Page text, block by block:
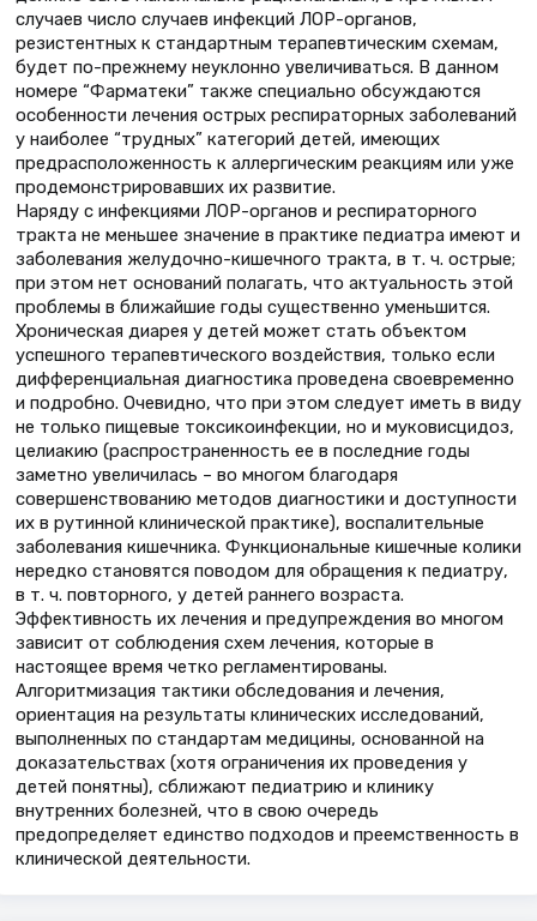
случаев число случаев инфекций ЛОР-органов,
резистентных к стандартным терапевтическим схемам,
будет по-прежнему неуклонно увеличиваться. В данном
номере “Фарматеки” также специально обсуждаются
особенности лечения острых респираторных заболеваний
у наиболее “трудных” категорий детей, имеющих
предрасположенность к аллергическим реакциям или уже
продемонстрировавших их развитие.
Наряду с инфекциями ЛОР-органов и респираторного
тракта не меньшее значение в практике педиатра имеют и
заболевания желудочно-кишечного тракта, в т. ч. острые;
при этом нет оснований полагать, что актуальность этой
проблемы в ближайшие годы существенно уменьшится.
Хроническая диарея у детей может стать объектом
успешного терапевтического воздействия, только если
дифференциальная диагностика проведена своевременно
и подробно. Очевидно, что при этом следует иметь в виду
не только пищевые токсикоинфекции, но и муковисцидоз,
целиакию (распространенность ее в последние годы
заметно увеличилась – во многом благодаря
совершенствованию методов диагностики и доступности
их в рутинной клинической практике), воспалительные
заболевания кишечника. Функциональные кишечные колики
нередко становятся поводом для обращения к педиатру,
в т. ч. повторного, у детей раннего возраста.
Эффективность их лечения и предупреждения во многом
зависит от соблюдения схем лечения, которые в
настоящее время четко регламентированы.
Алгоритмизация тактики обследования и лечения,
ориентация на результаты клинических исследований,
выполненных по стандартам медицины, основанной на
доказательствах (хотя ограничения их проведения у
детей понятны), сближают педиатрию и клинику
внутренних болезней, что в свою очередь
предопределяет единство подходов и преемственность в
клинической деятельности.